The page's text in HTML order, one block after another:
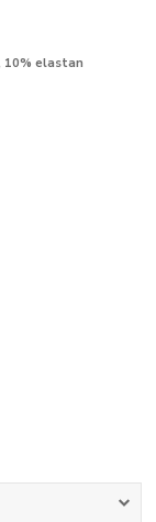
10% elastan